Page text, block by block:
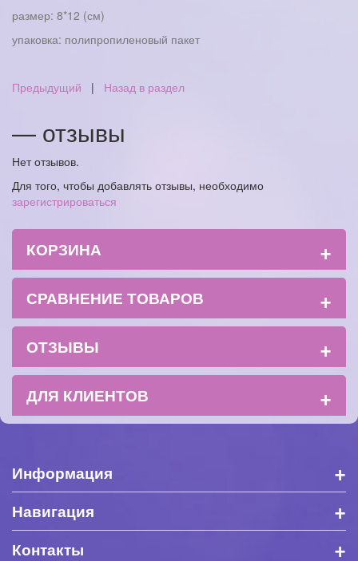
размер: 8*12 (см)
упаковка: полипропиленовый пакет
Предыдущий | Назад в раздел
— отзывы
Нет отзывов.
Для того, чтобы добавлять отзывы, необходимо
зарегистрироваться
КОРЗИНА +
СРАВНЕНИЕ ТОВАРОВ +
ОТЗЫВЫ +
ДЛЯ КЛИЕНТОВ +
Информация +
Навигация +
Контакты +